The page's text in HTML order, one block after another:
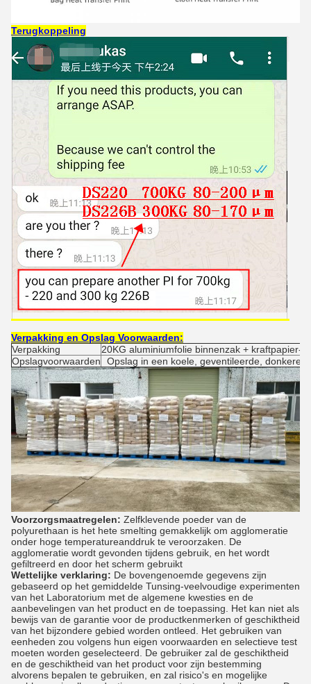
Terugkoppeling
Verpakking en Opslag Voorwaarden:
Verpakking
20KG aluminiumfolie binnenzak + kraftpapier-
Opslagvoorwaarden
Opslag in een koele, geventileerde, donkere,
Voorzorgsmaatregelen: Zelfklevende poeder van de
polyurethaan is het hete smelting gemakkelijk om agglomeratie
onder hoge temperatureanddruk te veroorzaken. De
agglomeratie wordt gevonden tijdens gebruik, en het wordt
gefiltreerd en door het scherm gebruikt
Wettelijke verklaring: De bovengenoemde gegevens zijn
gebaseerd op het gemiddelde Tunsing-veelvoudige experimenten
van het Laboratorium met de algemene kwesties en de
aanbevelingen van het product en de toepassing. Het kan niet als
bewijs van de garantie voor de productkenmerken of geschiktheid
van het bijzondere gebied worden ontleed. Het gebruiken van
eenheden zou volgens hun eigen voorwaarden en selectieve test
moeten worden geselecteerd. De gebruiker zal de geschiktheid
en de geschiktheid van het product voor zijn bestemming
alvorens bepalen te gebruiken, en zal risico's en mogelijke